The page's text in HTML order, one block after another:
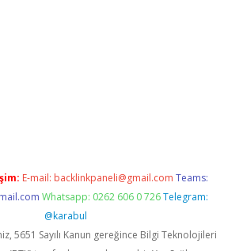
E-mail: backlinkpaneli@gmail.com Teams:
Whatsapp: 0262 606 0 726 Telegram:
@karabul
5651 Sayılı Kanun gereğince Bilgi Teknolojileri